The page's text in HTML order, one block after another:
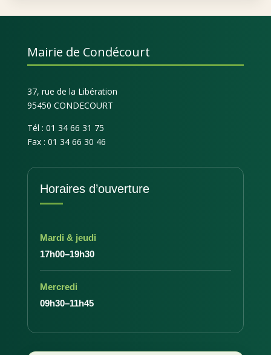
Mairie de Condécourt
37, rue de la Libération
95450 CONDECOURT
Tél : 01 34 66 31 75
Fax : 01 34 66 30 46
Horaires d’ouverture
Mardi & jeudi
17h00–19h30
Mercredi
09h30–11h45